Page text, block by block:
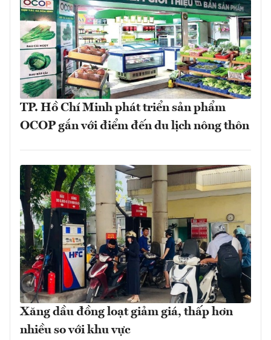
TP. Hồ Chí Minh phát triển sản phẩm
OCOP gắn với điểm đến du lịch nông thôn
Xăng dầu đồng loạt giảm giá, thấp hơn
nhiều so với khu vực